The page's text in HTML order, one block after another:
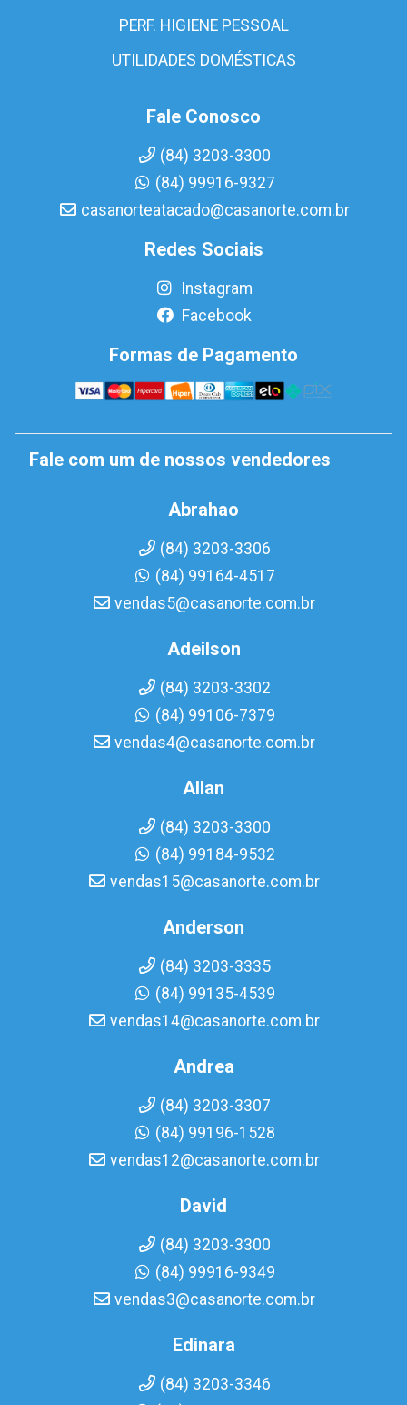
PERF. HIGIENE PESSOAL
UTILIDADES DOMÉSTICAS
Fale Conosco
(84) 3203-3300
(84) 99916-9327
casanorteatacado@casanorte.com.br
Redes Sociais
Instagram
Facebook
Formas de Pagamento
Fale com um de nossos vendedores
Abrahao
(84) 3203-3306
(84) 99164-4517
vendas5@casanorte.com.br
Adeilson
(84) 3203-3302
(84) 99106-7379
vendas4@casanorte.com.br
Allan
(84) 3203-3300
(84) 99184-9532
vendas15@casanorte.com.br
Anderson
(84) 3203-3335
(84) 99135-4539
vendas14@casanorte.com.br
Andrea
(84) 3203-3307
(84) 99196-1528
vendas12@casanorte.com.br
David
(84) 3203-3300
(84) 99916-9349
vendas3@casanorte.com.br
Edinara
(84) 3203-3346